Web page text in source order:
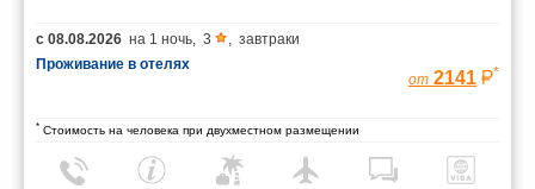
с 08.08.2026 на 1 ночь, 3 , завтраки
Проживание в отелях
от 2141 *
* Стоимость на человека при двухместном размещении